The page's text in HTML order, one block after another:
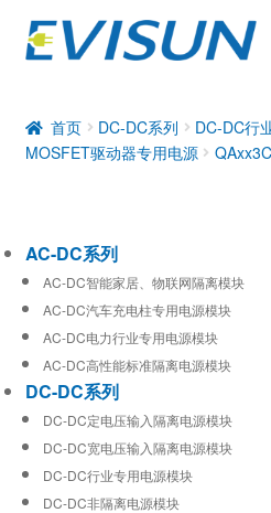
DC-DC系列
工业通信模块
首页 DC-DC系列 DC-DC行
MOSFET驱动器专用电源
AC-DC系列
AC-DC智能家居、物联网隔离模块
AC-DC汽车充电柱专用电源模块
AC-DC电力行业专用电源模块
AC-DC高性能标准隔离电源模块
DC-DC系列
DC-DC定电压输入隔离电源模块
DC-DC宽电压输入隔离电源模块
DC-DC行业专用电源模块
DC-DC非隔离电源模块